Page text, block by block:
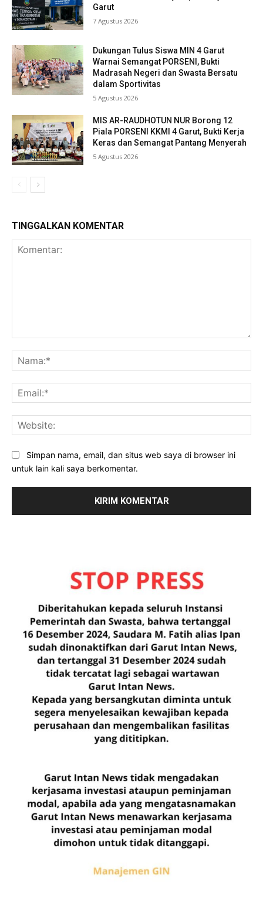
Garut
7 Agustus 2026
Dukungan Tulus Siswa MIN 4 Garut
Warnai Semangat PORSENI, Bukti
Madrasah Negeri dan Swasta Bersatu
dalam Sportivitas
5 Agustus 2026
MIS AR-RAUDHOTUN NUR Borong 12
Piala PORSENI KKMI 4 Garut, Bukti Kerja
Keras dan Semangat Pantang Menyerah
5 Agustus 2026
TINGGALKAN KOMENTAR
Simpan nama, email, dan situs web saya di browser ini
untuk lain kali saya berkomentar.